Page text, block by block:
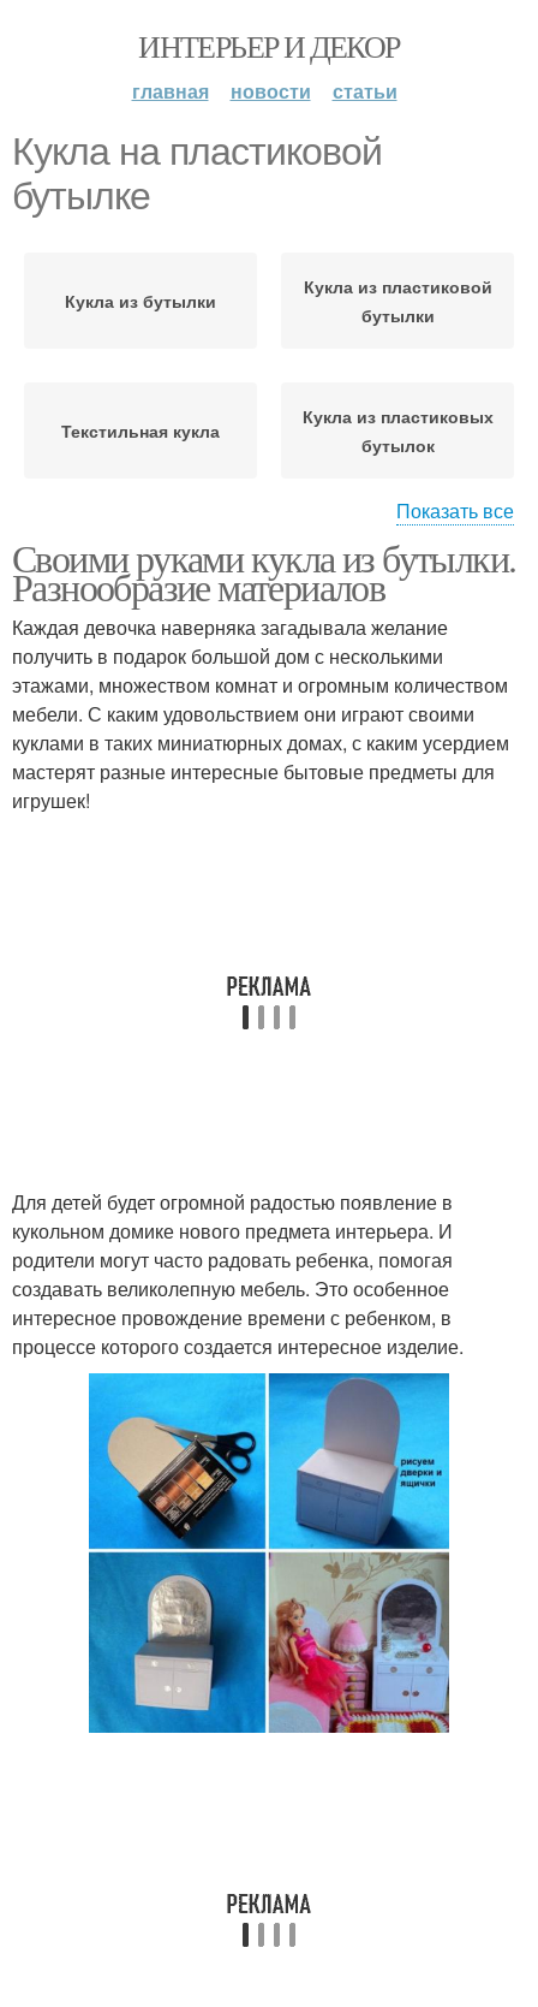
ИНТЕРЬЕР И ДЕКОР
главная новости статьи
Кукла на пластиковой
бутылке
Кукла из бутылки
Кукла из пластиковой
бутылки
Текстильная кукла
Кукла из пластиковых
бутылок
пластиковых бутылок
Платье для куклы
Кукла на бутылке Кукла на чайник
Показать все
Своими руками кукла из бутылки.
Разнообразие материалов
Каждая девочка наверняка загадывала желание
получить в подарок большой дом с несколькими
этажами, множеством комнат и огромным количеством
мебели. С каким удовольствием они играют своими
куклами в таких миниатюрных домах, с каким усердием
мастерят разные интересные бытовые предметы для
игрушек!
Для детей будет огромной радостью появление в
кукольном домике нового предмета интерьера. И
родители могут часто радовать ребенка, помогая
создавать великолепную мебель. Это особенное
интересное провождение времени с ребенком, в
процессе которого создается интересное изделие.